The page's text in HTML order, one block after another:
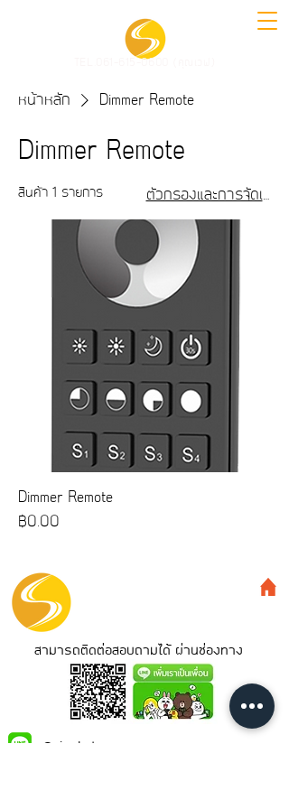
TEL.061-615-0600 (คุณเวฟ)
หน้าหลัก Dimmer Remote
Dimmer Remote
สินค้า 1 รายการ ตัวกรองและการจัดเรียง
Dimmer Remote
ราคา
฿0.00
สามารถติดต่อสอบถามได้ ผ่านช่องทาง
@siamled